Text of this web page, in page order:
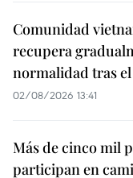
Comunidad
recupera
normalidad tras
02/08/2026 13:41
Más de cinco mil
participan en